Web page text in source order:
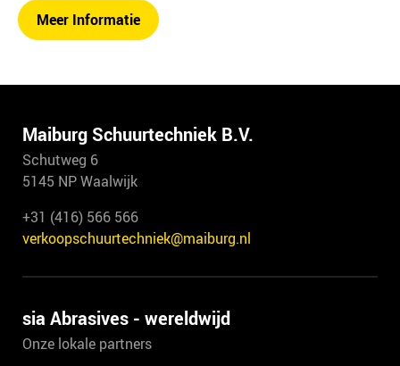
Meer Informatie
Maiburg Schuurtechniek B.V.
Schutweg 6
5145 NP Waalwijk
+31 (416) 566 566
verkoopschuurtechniek@maiburg.nl
sia Abrasives - wereldwijd
Onze lokale partners